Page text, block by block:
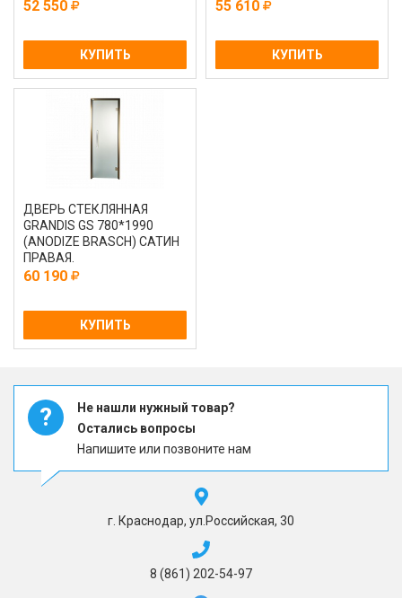
КОМБИ.ИЛИ HAMAM
52 550
КУПИТЬ
ЛЕВАЯ.
55 610
КУПИТЬ
ДВЕРЬ СТЕКЛЯННАЯ
GRANDIS GS 780*1990
(ANODIZE BRASCH) САТИН
ПРАВАЯ.
60 190
КУПИТЬ
?
Не нашли нужный товар?
Остались вопросы
Напишите или позвоните нам
г. Краснодар, ул.Российская, 30
8 (861) 202-54-97